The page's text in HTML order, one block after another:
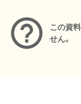
この資
せん。